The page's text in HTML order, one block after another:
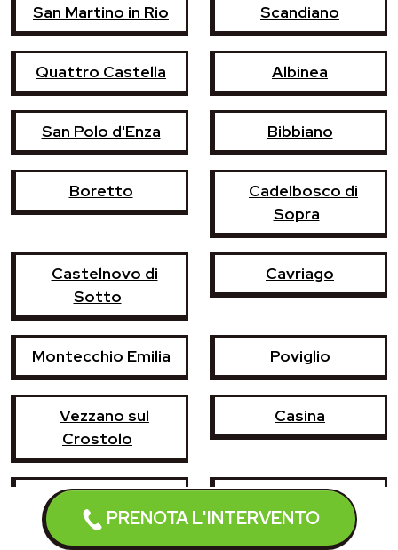
PRENOTA L'INTERVENTO
San Martino in Rio Scandiano
Quattro Castella Albinea
San Polo d'Enza Bibbiano
Boretto
Cadelbosco di
Sopra
Castelnovo di
Sotto
Cavriago
Montecchio Emilia Poviglio
Vezzano sul
Crostolo
Casina
Castelnovo ne'
Monti
Campegine